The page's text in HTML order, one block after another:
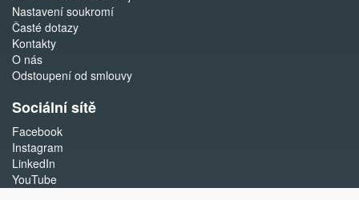
Nastavení soukromí
Časté dotazy
Kontakty
O nás
Odstoupení od smlouvy
Sociální sítě
Facebook
Instagram
LinkedIn
YouTube